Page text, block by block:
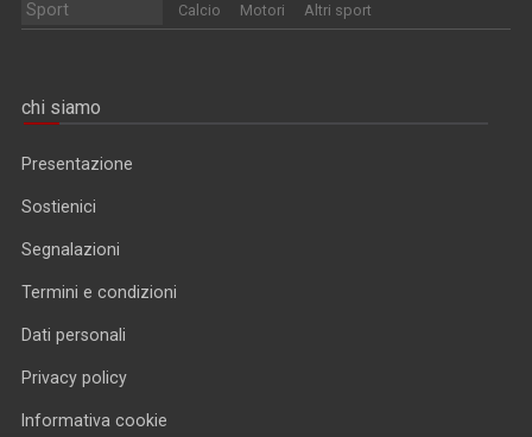
Sport Calcio Motori Altri sport
chi siamo
Presentazione
Sostienici
Segnalazioni
Termini e condizioni
Dati personali
Privacy policy
Informativa cookie